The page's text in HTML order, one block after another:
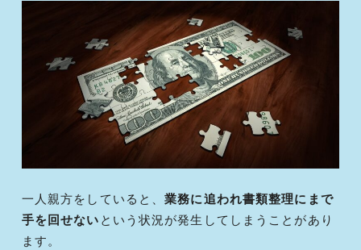
一人親方をしていると、業務に追われ書類整理にまで
手を回せないという状況が発生してしまうことがあり
ます。